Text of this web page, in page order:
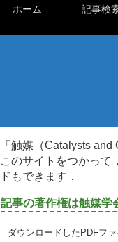
ホーム 記事検
「触媒（Catalysts
このサイトをつかって
ドもできます．
記事の著作権は触媒学
ダウンロードしたPDFフ